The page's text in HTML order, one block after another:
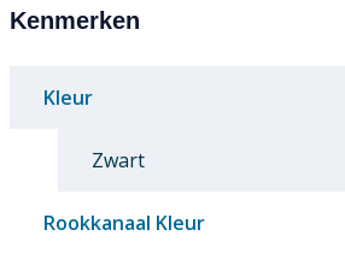
Kenmerken
Kleur
Zwart
Rookkanaal Kleur